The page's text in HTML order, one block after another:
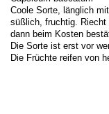
Coole Sorte, länglich
süßlich, fruchtig.
dann beim Kosten
Die Sorte ist erst vor
Die Früchte reifen von